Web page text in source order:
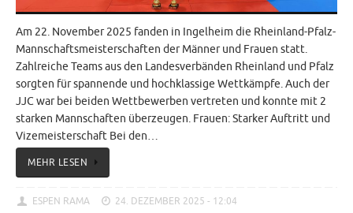
Am 22. November 2025 fanden in Ingelheim die Rheinland-Pfalz-
Mannschaftsmeisterschaften der Männer und Frauen statt.
Zahlreiche Teams aus den Landesverbänden Rheinland und Pfalz
sorgten für spannende und hochklassige Wettkämpfe. Auch der
JJC war bei beiden Wettbewerben vertreten und konnte mit 2
starken Mannschaften überzeugen. Frauen: Starker Auftritt und
Vizemeisterschaft Bei den…
MEHR LESEN
ESPEN RAMA
24. DEZEMBER 2025 - 12:04